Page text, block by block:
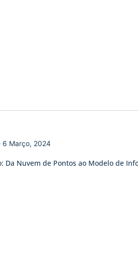
Da Nuvem de Pontos ao Modelo de
6 Março, 2024